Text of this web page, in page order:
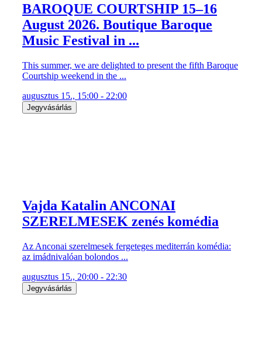
BAROQUE COURTSHIP 15–16
August 2026. Boutique Baroque
Music Festival in ...
This summer, we are delighted to present the fifth Baroque
Courtship weekend in the ...
augusztus 15., 15:00 - 22:00
Jegyvásárlás
Vajda Katalin ANCONAI
SZERELMESEK zenés komédia
Az Anconai szerelmesek fergeteges mediterrán komédia:
az imádnivalóan bolondos ...
augusztus 15., 20:00 - 22:30
Jegyvásárlás